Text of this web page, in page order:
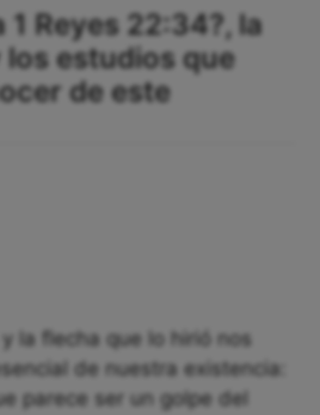
Reyes 22:34?, la
estudios que
de este
la flecha que lo hirió nos
de nuestra existencia:
parece ser un golpe del